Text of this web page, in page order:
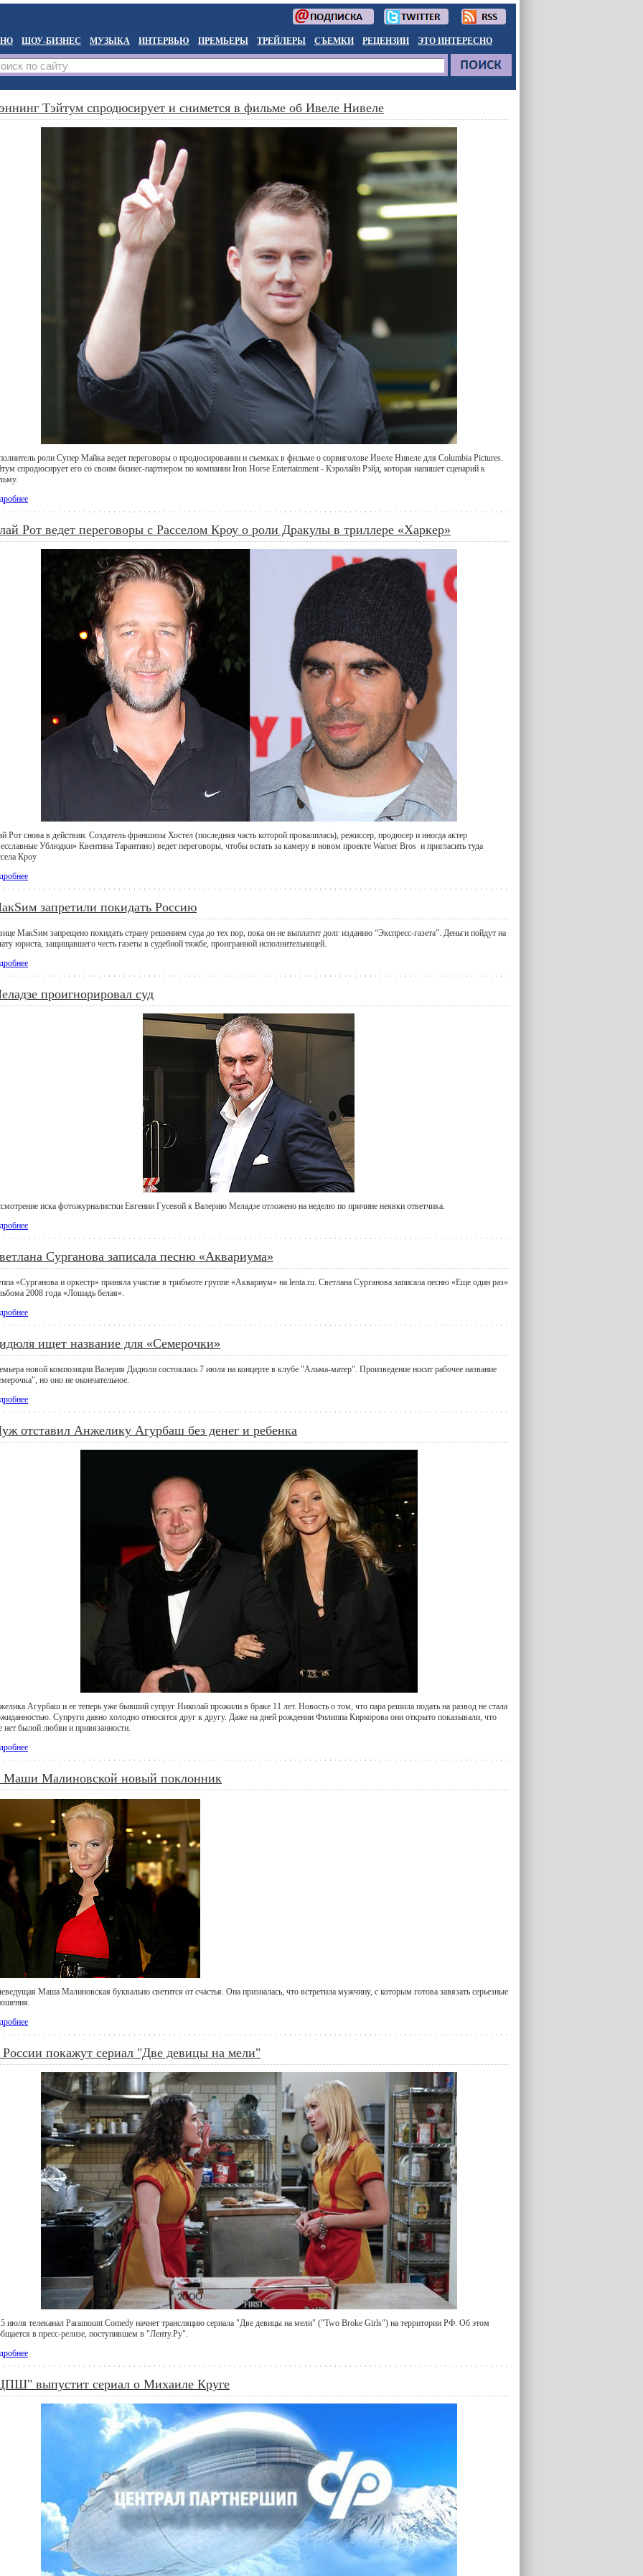
ШОУ-БИЗНЕС МУЗЫКА ИНТЕРВЬЮ ПРЕМЬЕРЫ ТРЕЙЛЕРЫ СЪЕМКИ РЕЦЕНЗИИ ЭТО ИНТЕРЕСНО
Тэйтум спродюсирует и снимется в фильме об Ивеле Нивеле
роли Супер Майка ведет переговоры о продюсировании и съемках в фильме о сорвиголове Ивеле Нивеле для Columbia Pictures.
спродюсирует его со своим бизнес-партнером по компании Iron Horse Entertainment - Кэролайн Рэйд, которая напишет сценарий к
Рот ведет переговоры с Расселом Кроу о роли Дракулы в триллере «Харкер»
Рот снова в действии. Создатель франшизы Хостел (последняя часть которой провалилась), режиссер, продюсер и иногда актер
Ублюдки» Квентина Тарантино) ведет переговоры, чтобы встать за камеру в новом проекте Warner Bros и пригласить туда
Кроу
запретили покидать Россию
МакSим запрещено покидать страну решением суда до тех пор, пока он не выплатит долг изданию “Экспресс-газета”. Деньги пойдут на
юриста, защищавшего честь газеты в судебной тяжбе, проигранной исполнительницей.
проигнорировал суд
иска фотожурналистки Евгении Гусевой к Валерию Меладзе отложено на неделю по причине неявки ответчика.
Сурганова записала песню «Аквариума»
«Сурганова и оркестр» приняла участие в трибьюте группе «Аквариум» на lenta.ru. Светлана Сурганова записала песню «Еще один раз»
2008 года «Лошадь белая».
ищет название для «Семерочки»
новой композиции Валерия Дидюли состоялась 7 июля на концерте в клубе "Альма-матер". Произведение носит рабочее название
но оно не окончательное.
отставил Анжелику Агурбаш без денег и ребенка
Агурбаш и ее теперь уже бывший супруг Николай прожили в браке 11 лет. Новость о том, что пара решила подать на развод не стала
Супруги давно холодно относятся друг к другу. Даже на дней рождении Филиппа Киркорова они открыто показывали, что
нет былой любви и привязанности.
Малиновской новый поклонник
Маша Малиновская буквально светится от счастья. Она призналась, что встретила мужчину, с которым готова завязать серьезные
покажут сериал "Две девицы на мели"
июля телеканал Paramount Comedy начнет трансляцию сериала "Две девицы на мели" ("Two Broke Girls") на территории РФ. Об этом
в пресс-релизе, поступившем в "Ленту.Ру".
выпустит сериал о Михаиле Круге